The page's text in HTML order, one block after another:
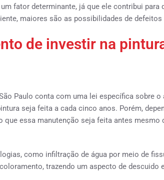
fator determinante, já que ele contribui para
maiores são as possibilidades de defeitos
de investir na
Paulo conta com uma lei específica sobre o
seja feita a cada cinco anos. Porém,
que essa manutenção seja feita antes mesmo
como infiltração de água por meio de
trazendo um aspecto de descuido